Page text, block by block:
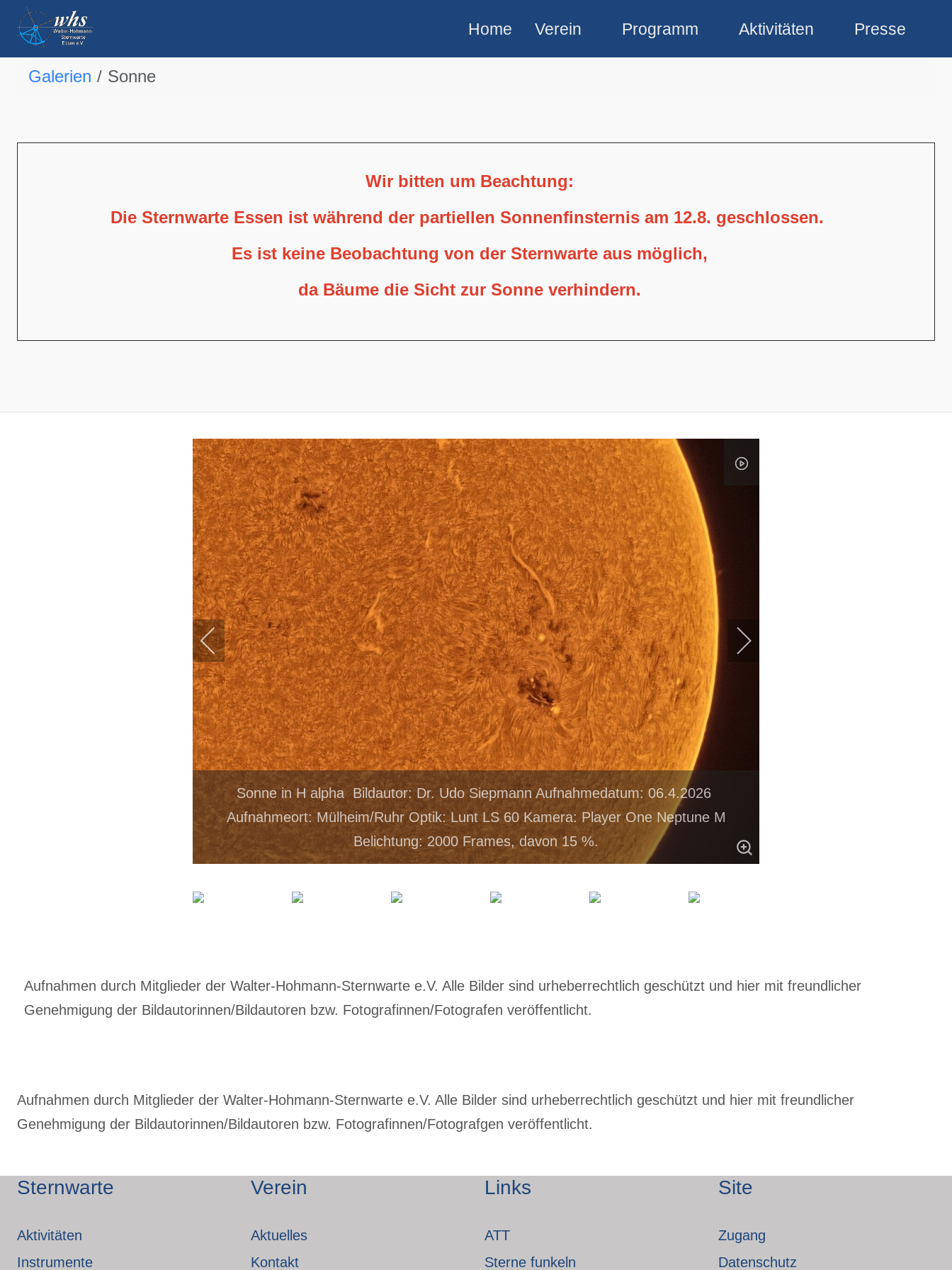
Home Verein Programm Aktivitäten Presse
Galerien Sonne
Wir bitten um Beachtung:
Die Sternwarte Essen ist während der partiellen Sonnenfinsternis am 12.8. geschlossen.
Es ist keine Beobachtung von der Sternwarte aus möglich,
da Bäume die Sicht zur Sonne verhindern.
Sonne in H alpha Bildautor: Dr. Udo Siepmann Aufnahmedatum: 06.4.2026
Aufnahmeort: Mülheim/Ruhr Optik: Lunt LS 60 Kamera: Player One Neptune M
Belichtung: 2000 Frames, davon 15 %.
Aufnahmen durch Mitglieder der Walter-Hohmann-Sternwarte e.V. Alle Bilder sind urheberrechtlich geschützt und hier mit freundlicher
Genehmigung der Bildautorinnen/Bildautoren bzw. Fotografinnen/Fotografen veröffentlicht.
Aufnahmen durch Mitglieder der Walter-Hohmann-Sternwarte e.V. Alle Bilder sind urheberrechtlich geschützt und hier mit freundlicher
Genehmigung der Bildautorinnen/Bildautoren bzw. Fotografinnen/Fotografgen veröffentlicht.
Sternwarte
Aktivitäten
Instrumente
Verein
Aktuelles
Kontakt
Links
ATT
Sterne funkeln
Site
Zugang
Datenschutz